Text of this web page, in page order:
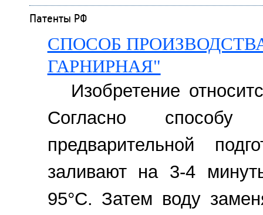
Патенты РФ
СПОСОБ
ГАРНИРНАЯ"
Изобретение
Согласно
предварительной
заливают на 3-4
95°С. Затем воду